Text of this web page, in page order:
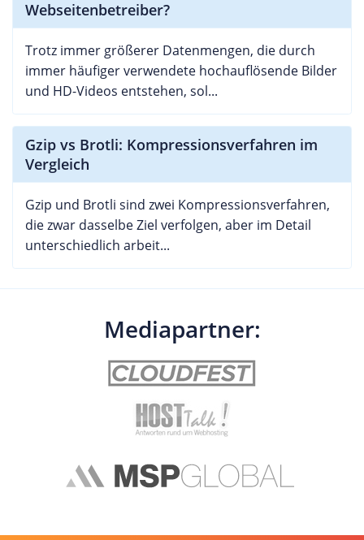
Webseitenbetreiber?
Trotz immer größerer Datenmengen, die durch
immer häufiger verwendete hochauflösende Bilder
und HD-Videos entstehen, sol...
Gzip vs Brotli: Kompressionsverfahren im
Vergleich
Gzip und Brotli sind zwei Kompressionsverfahren,
die zwar dasselbe Ziel verfolgen, aber im Detail
unterschiedlich arbeit...
Mediapartner: